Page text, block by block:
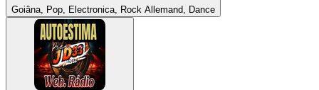
Goiâna, Pop, Electronica, Rock Allemand, Dance